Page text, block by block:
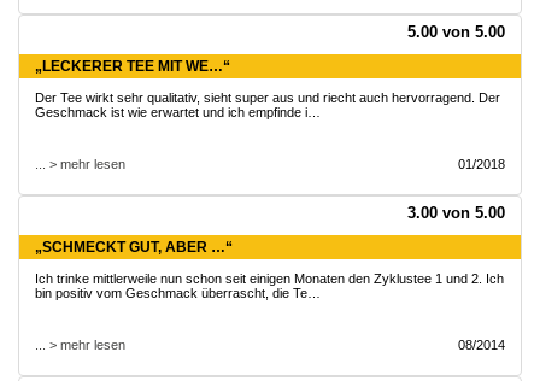
5.00 von 5.00
„LECKERER TEE MIT WE…“
Der Tee wirkt sehr qualitativ, sieht super aus und riecht auch hervorragend. Der
Geschmack ist wie erwartet und ich empfinde i…
... > mehr lesen 01/2018
3.00 von 5.00
„SCHMECKT GUT, ABER …“
Ich trinke mittlerweile nun schon seit einigen Monaten den Zyklustee 1 und 2. Ich
bin positiv vom Geschmack überrascht, die Te…
... > mehr lesen 08/2014